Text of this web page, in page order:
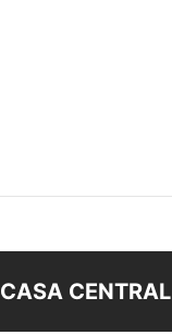
CASA CENTRAL